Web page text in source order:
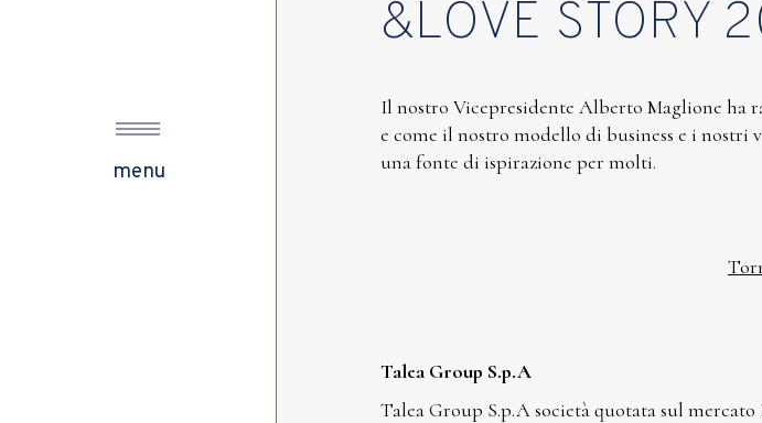
menu
&LOVE STORY
Il nostro Vicepresidente Alberto Maglione ha
e come il nostro modello di business e i nostri
una fonte di ispirazione per molti.
Talea Group S.p.A
Talea Group S.p.A società quotata sul